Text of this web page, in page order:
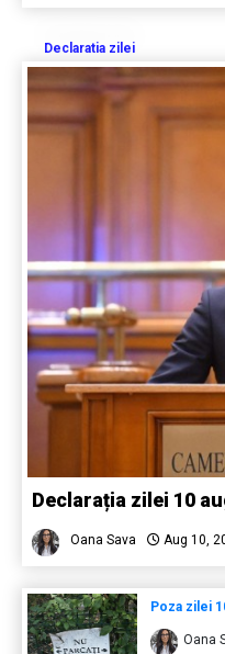
Declaratia zilei
Declarația zilei 10
Oana Sava Aug 10,
Poza zilei
Oana